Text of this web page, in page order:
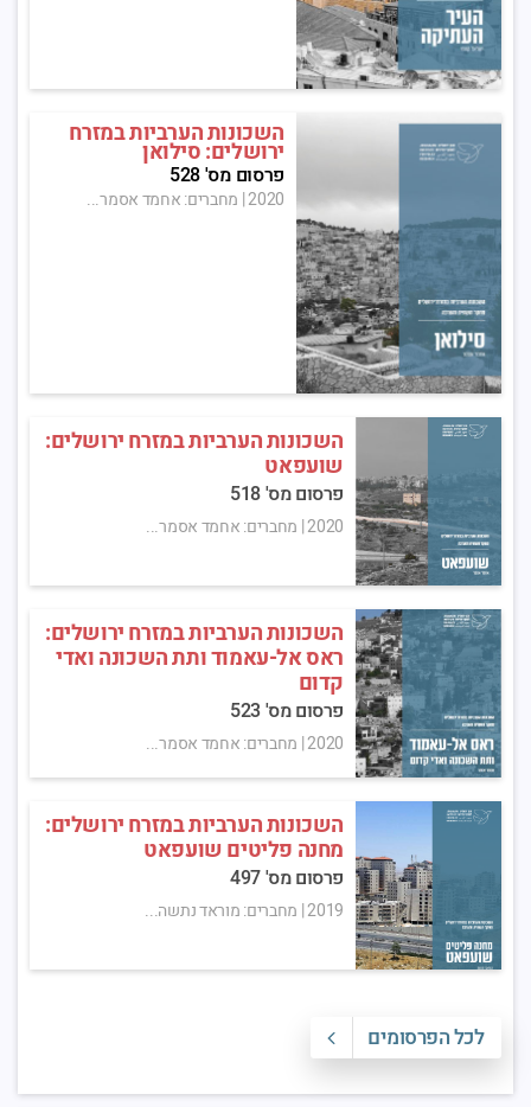
השכונות הערביות במזרח
ירושלים: סילואן
פרסום מס' 528
2020
| מחברים: אחמד אסמר...
השכונות הערביות במזרח ירושלים:
שועפאט
פרסום מס' 518
2020
| מחברים: אחמד אסמר...
השכונות הערביות במזרח ירושלים:
ראס אל-עאמוד ותת השכונה ואדי
קדום
פרסום מס' 523
2020
| מחברים: אחמד אסמר...
השכונות הערביות במזרח ירושלים:
מחנה פליטים שועפאט
פרסום מס' 497
2019
| מחברים: מוראד נתשה...
לכל הפרסומים